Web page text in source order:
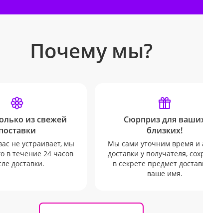
Почему мы?
из свежей
не устраивает, мы
в течение 24 часов
доставки.
Сюрприз для
близких!
Мы сами уточним время и
доставки у получателя,
в секрете предмет
ваше имя.